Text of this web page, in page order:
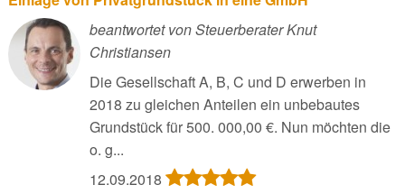
beantwortet von Steuerberater Knut
Christiansen
Die Gesellschaft A, B, C und D erwerben in
2018 zu gleichen Anteilen ein unbebautes
Grundstück für 500. 000,00 €. Nun möchten die
o. g...
12.09.2018